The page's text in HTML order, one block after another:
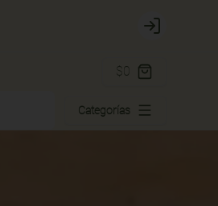
Login
$0
Categorías